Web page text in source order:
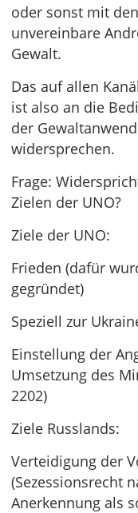
oder sonst mit
unvereinbare
Gewalt.
Das auf allen
ist also an die
der
widersprechen.
Frage:
Zielen der UNO?
Ziele der UNO:
Frieden (dafür
gegründet)
Speziell zur
Einstellung der
Umsetzung des
2202)
Ziele Russlands:
Verteidigung der
(Sezessionsrecht
Anerkennung als